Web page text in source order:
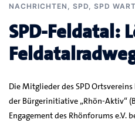
NACHRICHTEN , SPD, SPD
SPD-Feldatal:
Die Mitglieder des SPD
der Bürgerinitiative „Rhön-Aktiv“
Engagement des Rhönforums e.V.